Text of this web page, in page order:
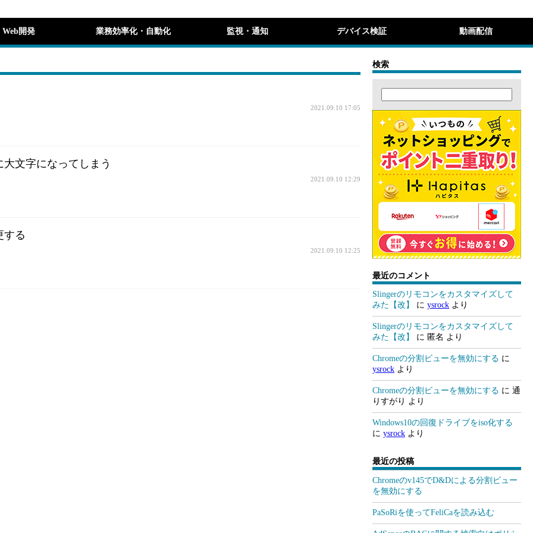
Web開発 業務効率化・自動化 監視・通知 デバイス検証 動画配信
2021.09.10 17:05
文字になってしまう
2021.09.10 12:29
する
2021.09.10 12:25
検索
最近のコメント
Slingerのリモコンをカスタマイズして
みた【改】
に ysrock より
Slingerのリモコンをカスタマイズして
みた【改】
に 匿名 より
Chromeの分割ビューを無効にする に
ysrock より
Chromeの分割ビューを無効にする に 通
りすがり より
Windows10の回復ドライブをiso化する
に ysrock より
最近の投稿
Chromeのv145でD&Dによる分割ビュー
を無効にする
PaSoRiを使ってFeliCaを読み込む